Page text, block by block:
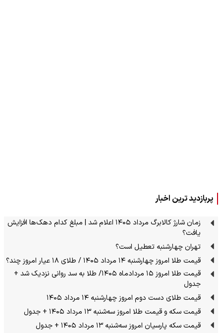
پربازدید ترین اخبار
زمان شارژ کالابرگ مرداد ۱۴۰۵ اعلام شد | مبلغ کدام دهک‌ها افزایش
یافت؟
تهران چهارشنبه تعطیل است؟
قیمت طلا امروز چهارشنبه ۱۴ مرداد ۱۴۰۵ / طلای ۱۸ عیار امروز چند؟
قیمت طلا امروز ۱۵ مردادماه ۱۴۰۵/ طلا به سد روانی نزدیک شد +
جدول
قیمت طلای دست دوم امروز چهارشنبه ۱۴ مرداد ۱۴۰۵
قیمت سکه و قیمت طلا امروز سه‌شنبه ۱۳ مرداد ۱۴۰۵ + جدول
قیمت سکه پارسیان امروز سه‌شنبه ۱۳ مرداد ۱۴۰۵ + جدول